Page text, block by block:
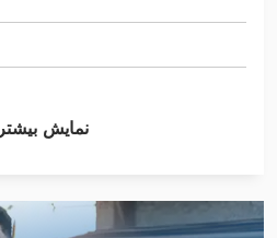
نمایش بیشتر